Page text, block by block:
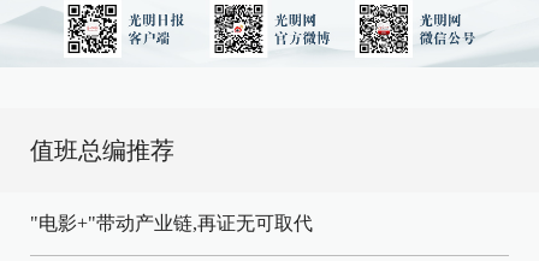
值班总编推荐
"电影+"带动产业链,再证无可取代